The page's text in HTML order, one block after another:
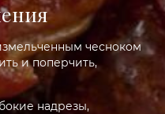
чесноком
и поперчить,
надрезы,